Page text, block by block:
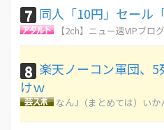
7 同人「10円」セール
【2ch】ニュー速VIPブロ
8 楽天ノーコン軍団、
けｗ
なんJ（まとめては）いか